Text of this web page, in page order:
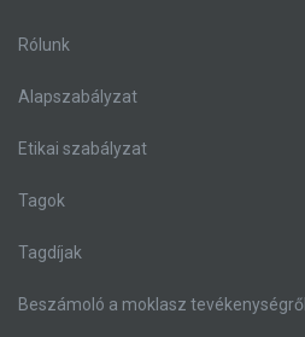
Rólunk
Alapszabályzat
Etikai szabályzat
Tagok
Tagdíjak
Beszámoló a moklasz tevékenységről